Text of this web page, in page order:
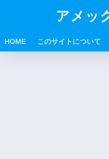
アメッ
HOME このサイトについて